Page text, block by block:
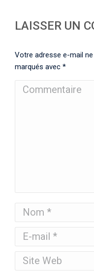
LAISSER UN
Votre adresse e-mail
marqués avec *
Commentaire
Nom *
E-mail *
Site Web